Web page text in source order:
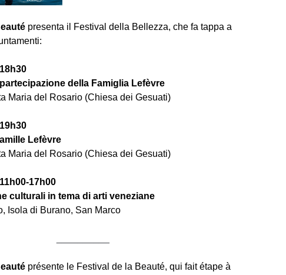
presenta il Festival della Bellezza, che fa tappa a
della Famiglia Lefèvre
Maria del Rosario (Chiesa dei Gesuati)
Lefèvre
Maria del Rosario (Chiesa dei Gesuati)
17h00
culturali in tema di arti veneziane
Isola di Burano, San Marco
présente le Festival de la Beauté, qui fait étape à